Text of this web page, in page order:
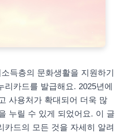
득층의 문화생활을 지원하기
리카드를 발급해요. 2025년에
사용처가 확대되어 더욱 많
누릴 수 있게 되었어요. 이 글
카드의 모든 것을 자세히 알려